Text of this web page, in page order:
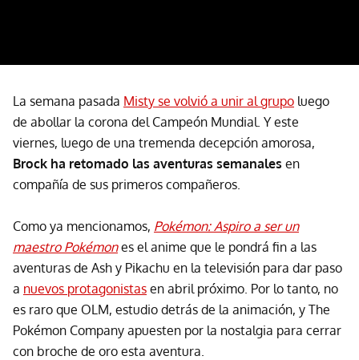
La semana pasada Misty se volvió a unir al grupo luego
de abollar la corona del Campeón Mundial. Y este
viernes, luego de una tremenda decepción amorosa,
Brock ha retomado las aventuras semanales en
compañía de sus primeros compañeros.
Como ya mencionamos, Pokémon: Aspiro a ser un
maestro Pokémones el anime que le pondrá fin a las
aventuras de Ash y Pikachu en la televisión para dar paso
a nuevos protagonistas en abril próximo. Por lo tanto, no
es raro que OLM, estudio detrás de la animación, y The
Pokémon Company apuesten por la nostalgia para cerrar
con broche de oro esta aventura.